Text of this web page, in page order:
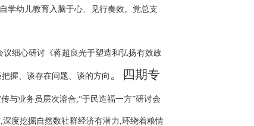
学幼儿教育入脑于心、见行奏效。党总支
细心研讨《蒋超良光于塑造和弘扬有效政
握、谈存在问题、谈的方向 。四期专
与业务员层次溶合;“于民造福一方”研讨会
度挖掘自然数社群经济有潜力,环绕着粮情